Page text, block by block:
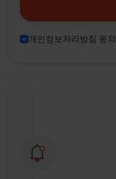
개인정보처리방침 동의